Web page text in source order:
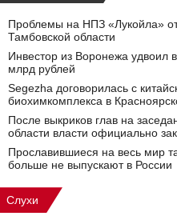
Проблемы на НПЗ «Лукойла»
Тамбовской области
Инвестор из Воронежа удвоил
млрд рублей
Segezha договорилась с
биохимкомплекса в
После выкриков глав на
области власти официально
Прославившиеся на весь мир
больше не выпускают в России
Слухи